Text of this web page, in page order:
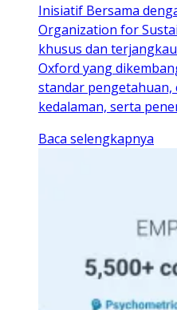
Inisiatif Bersama
Organization for
khusus dan
Oxford yang
standar pengetahuan,
kedalaman, serta
Baca selengkapnya